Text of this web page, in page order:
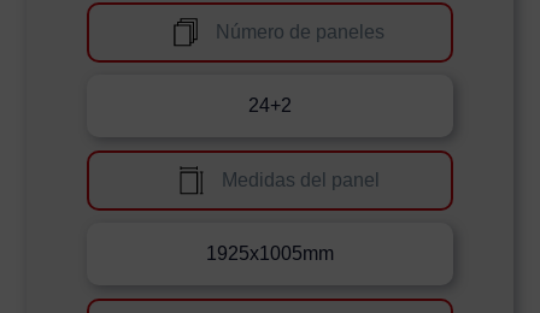
Número de paneles
24+2
Medidas del panel
1925x1005mm